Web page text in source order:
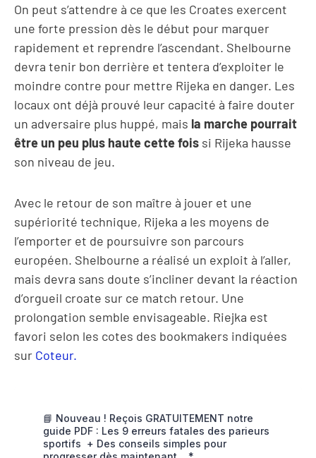
On peut s’attendre à ce que les Croates exercent
une forte pression dès le début pour marquer
rapidement et reprendre l’ascendant. Shelbourne
devra tenir bon derrière et tentera d’exploiter le
moindre contre pour mettre Rijeka en danger. Les
locaux ont déjà prouvé leur capacité à faire douter
un adversaire plus huppé, mais la marche pourrait
être un peu plus haute cette fois si Rijeka hausse
son niveau de jeu.
Avec le retour de son maître à jouer et une
supériorité technique, Rijeka a les moyens de
l’emporter et de poursuivre son parcours
européen. Shelbourne a réalisé un exploit à l’aller,
mais devra sans doute s’incliner devant la réaction
d’orgueil croate sur ce match retour. Une
prolongation semble envisageable. Riejka est
favori selon les cotes des bookmakers indiquées
sur Coteur.